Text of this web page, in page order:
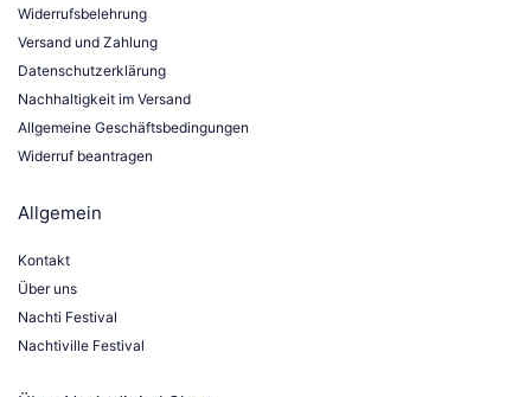
Widerrufsbelehrung
Versand und Zahlung
Datenschutzerklärung
Nachhaltigkeit im Versand
Allgemeine Geschäftsbedingungen
Widerruf beantragen
Allgemein
Kontakt
Über uns
Nachti Festival
Nachtiville Festival